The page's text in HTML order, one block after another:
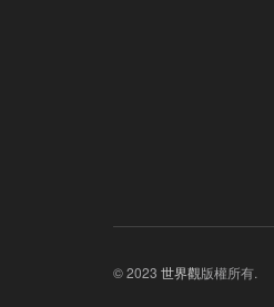
© 2023 世界觀版權所有.